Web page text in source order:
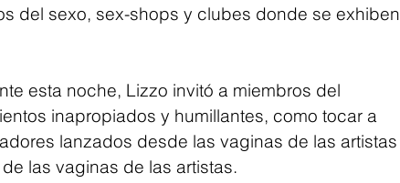
del sexo, sex-shops y clubes donde se exhiben
esta noche, Lizzo invitó a miembros del
inapropiados y humillantes, como tocar a
lanzados desde las vaginas de las artistas
las vaginas de las artistas.